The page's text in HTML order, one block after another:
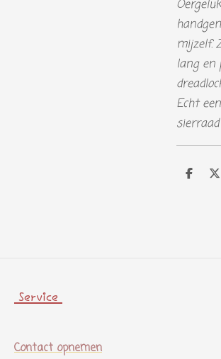
mijzelf.
lang en
Echt
D D
Service
Contact opnemen